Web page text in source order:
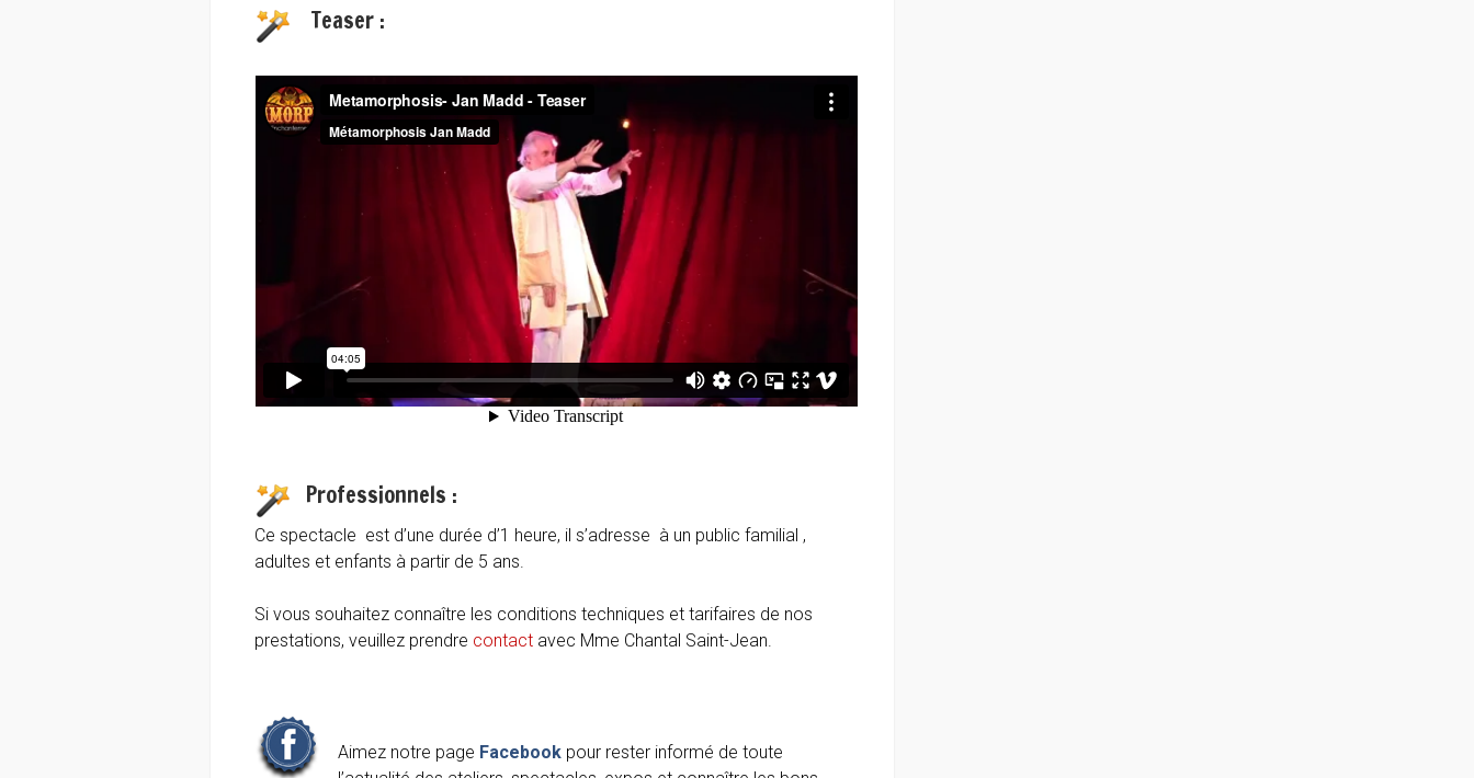
Teaser :
Professionnels :
Ce spectacle est d’une durée d’1 heure, il s’adresse à un public familial ,
adultes et enfants à partir de 5 ans.
Si vous souhaitez connaître les conditions techniques et tarifaires de nos
prestations, veuillez prendre contact avec Mme Chantal Saint-Jean.
Aimez notre page Facebook pour rester informé de toute